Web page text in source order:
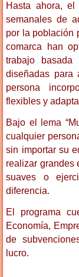
Hasta ahora,
semanales de
por la población
comarca han
trabajo basada
diseñadas para
persona
flexibles y
Bajo el lema
cualquier
sin importar su
realizar grandes
suaves o
diferencia.
El programa
Economía,
de
lucro.